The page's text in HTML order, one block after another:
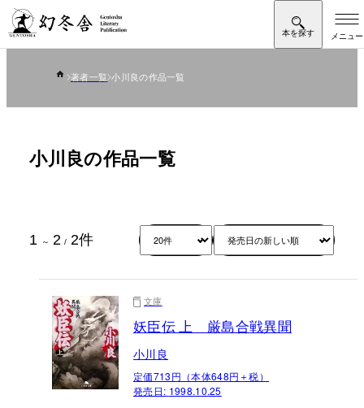
著者一覧 小川良の作品一覧
小川良の作品一覧
1 ～ 2 / 2件
文庫
妖臣伝 上 厳島合戦異聞
小川良
定価713円（本体648円＋税）
発売日: 1998.10.25